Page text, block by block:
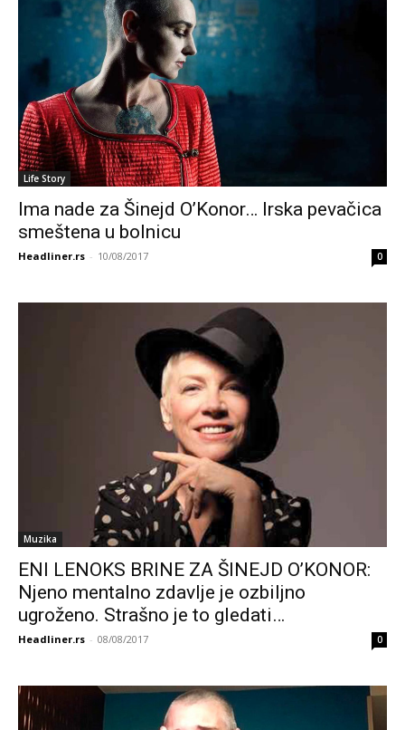
Life Story
Ima nade za Šinejd O’Konor… Irska pevačica
smeštena u bolnicu
Headliner.rs - 10/08/2017 0
Muzika
ENI LENOKS BRINE ZA ŠINEJD O’KONOR:
Njeno mentalno zdavlje je ozbiljno
ugroženo. Strašno je to gledati…
Headliner.rs - 08/08/2017 0